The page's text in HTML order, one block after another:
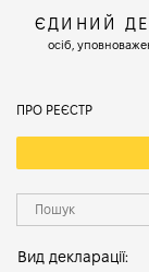
ЄДИНИЙ
осіб,
ПРО РЕЄСТР
Вид декларації: